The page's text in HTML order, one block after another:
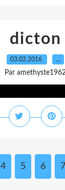
dicton
03.02.2016 …
Par
4 5 6 7